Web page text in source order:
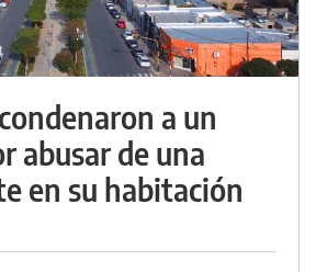
a un
abusar de una
en su habitación